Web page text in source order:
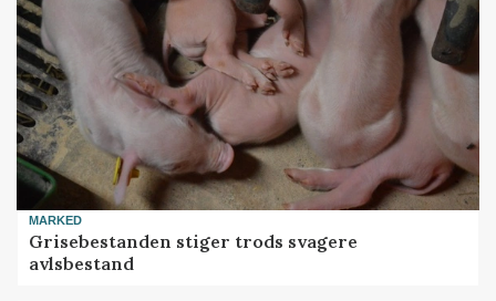
MARKED
Grisebestanden stiger trods svagere
avlsbestand